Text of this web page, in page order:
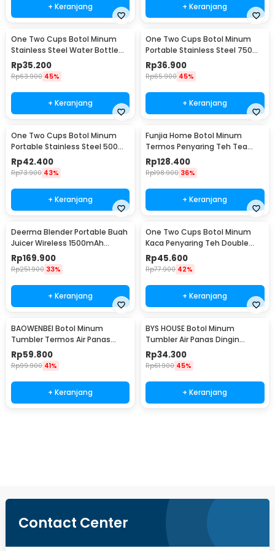
+ Keranjang + Keranjang
One Two Cups Botol Minum
Stainless Steel Water Bottle
300ml - YM006
Rp35.200
Rp63.900 45%
+ Keranjang
One Two Cups Botol Minum
Portable Stainless Steel 750ml
- YM006
Rp36.900
Rp65.900 45%
+ Keranjang
One Two Cups Botol Minum
Portable Stainless Steel 500ml
- YM006
Rp42.400
Rp73.900 43%
+ Keranjang
Funjia Home Botol Minum
Termos Penyaring Teh Tea
Infuser 520ml
Rp128.400
Rp198.900 36%
+ Keranjang
Deerma Blender Portable Buah
Juicer Wireless 1500mAh
400ml - DEM-NU05
Rp169.900
Rp251.900 33%
+ Keranjang
One Two Cups Botol Minum
Kaca Penyaring Teh Double
Wall 230ml - X9001
Rp45.600
Rp77.900 42%
+ Keranjang
BAOWENBEI Botol Minum
Tumbler Termos Air Panas
Dingin Stainless 500ml - A1A0
Rp59.800
Rp99.900 41%
+ Keranjang
BYS HOUSE Botol Minum
Tumbler Air Panas Dingin
Stainless Steel 380ml - TY204
Rp34.300
Rp61.900 45%
+ Keranjang
Contact Center